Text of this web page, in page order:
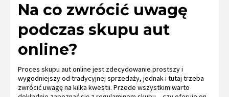
Na co zwrócić uwagę
podczas skupu aut
online?
Proces skupu aut online jest zdecydowanie prostszy i
wygodniejszy od tradycyjnej sprzedaży, jednak i tutaj trzeba
zwrócić uwagę na kilka kwestii. Przede wszystkim warto